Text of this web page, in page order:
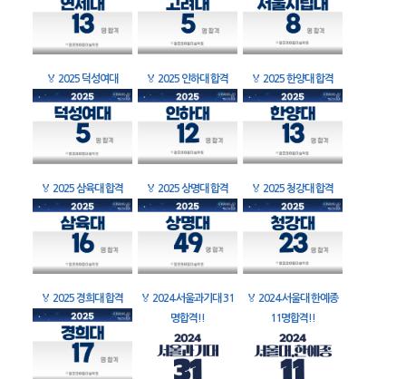
🏅 2025 덕성여대 🏅 2025 인하대 합격 🏅 2025 한양대 합격
🏅 2025 삼육대 합격 🏅 2025 상명대 합격 🏅 2025 청강대 합격
🏅 2025 경희대 합격 🏅 2024 서울과기대 31
명합격!!
🏅 2024 서울대 한예종
11명합격!!